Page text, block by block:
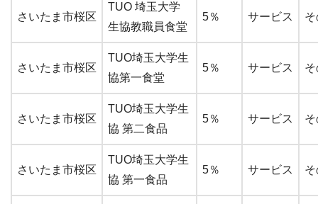
さいたま市桜区
TUO 埼玉大学
生協教職員食堂
5％ サービス
さいたま市桜区
TUO埼玉大学生
協第一食堂
5％ サービス
さいたま市桜区
TUO埼玉大学生
協 第二食品
5％ サービス
さいたま市桜区
TUO埼玉大学生
協 第一食品
5％ サービス